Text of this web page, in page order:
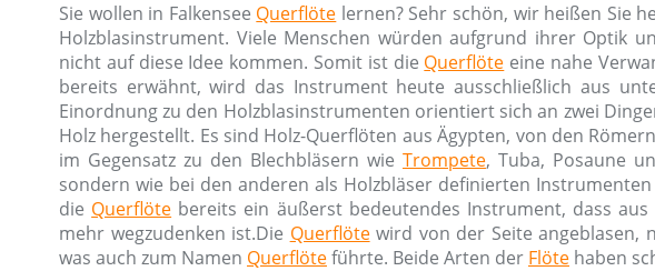
Sie wollen in Falkensee Querflöte lernen? Sehr schön, wir heißen Sie
Holzblasinstrument. Viele Menschen würden aufgrund ihrer Optik
nicht auf diese Idee kommen. Somit ist die Querflöte eine nahe
bereits erwähnt, wird das Instrument heute ausschließlich aus
Einordnung zu den Holzblasinstrumenten orientiert sich an zwei
Holz hergestellt. Es sind Holz-Querflöten aus Ägypten, von den
im Gegensatz zu den Blechbläsern wie Trompete, Tuba, Posaune
sondern wie bei den anderen als Holzbläser definierten
die Querflöte bereits ein äußerst bedeutendes Instrument, dass
mehr wegzudenken ist.Die Querflötewird von der Seite angeblasen,
was auch zum Namen Querflöteführte. Beide Arten der Flöte haben